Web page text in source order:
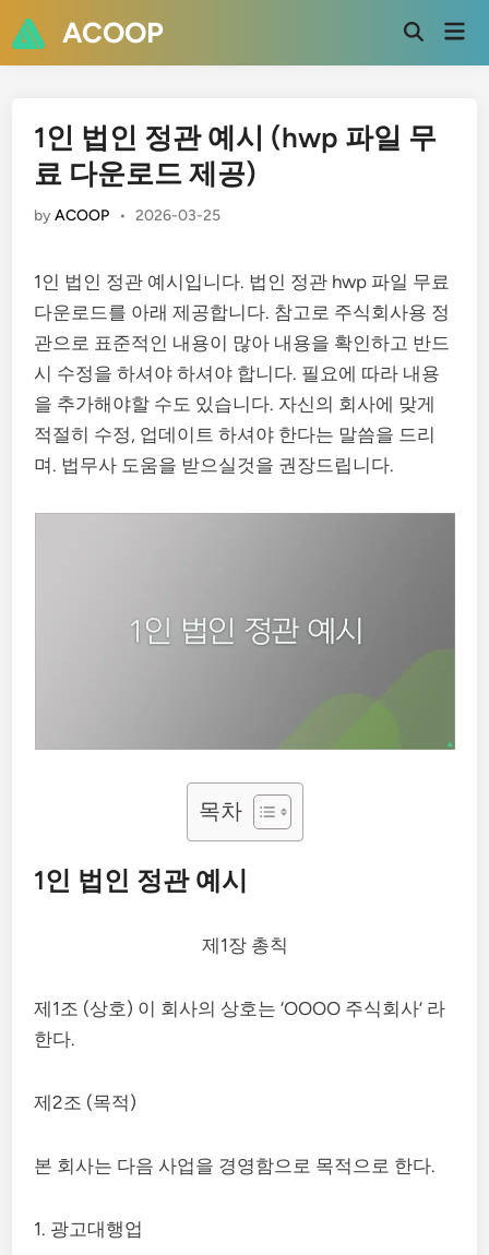
to
content
ACOOP
Open
1인 법인 정관 예시 (hwp 파일 무
료 다운로드 제공)
byACOOP • 2026-03-25
1인 법인 정관 예시입니다. 법인 정관 hwp 파일 무료
다운로드를 아래 제공합니다. 참고로 주식회사용 정
관으로 표준적인 내용이 많아 내용을 확인하고 반드
시 수정을 하셔야 하셔야 합니다. 필요에 따라 내용
을 추가해야할 수도 있습니다. 자신의 회사에 맞게
적절히 수정, 업데이트 하셔야 한다는 말씀을 드리
며. 법무사 도움을 받으실것을 권장드립니다.
목차
1인 법인 정관 예시
제1장 총칙
제1조 (상호) 이 회사의 상호는 ‘OOOO 주식회사’ 라
한다.
제2조 (목적)
본 회사는 다음 사업을 경영함으로 목적으로 한다.
1. 광고대행업